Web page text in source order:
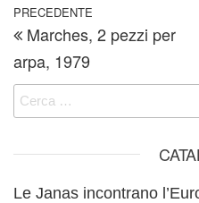
Navigazione
Articolo precedente
PRECEDENTE
Marches, 2 pezzi per
arpa, 1979
Ricerca per:
Le Janas incontrano